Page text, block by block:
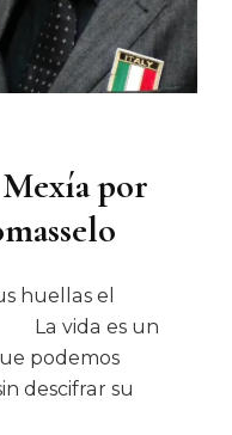
por
el
vida es un
que podemos
descifrar su